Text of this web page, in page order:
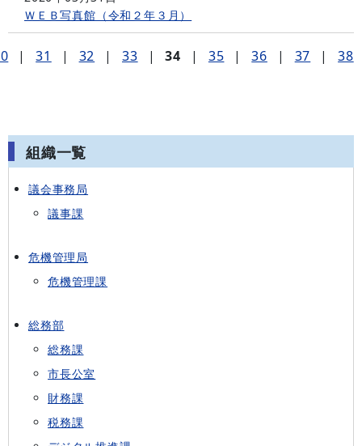
ＷＥＢ写真館（令和２年３月）
| 31 | 32 | 33 | 34 | 35 | 36 | 37 | 38
組織一覧
議会事務局
議事課
危機管理局
危機管理課
総務部
総務課
市長公室
財務課
税務課